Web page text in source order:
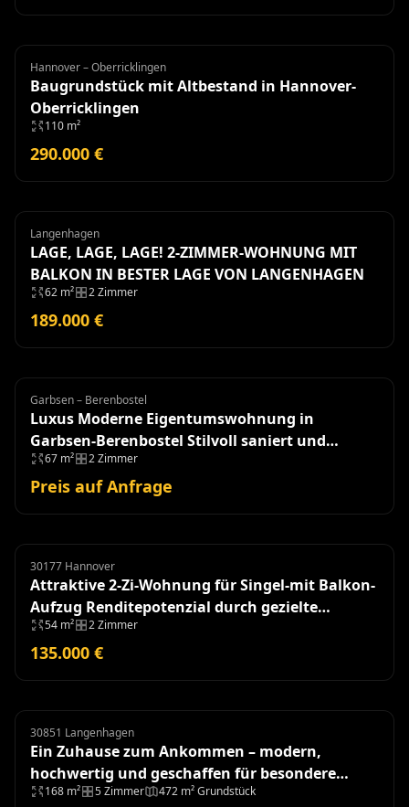
Grundstück
Hannover – Oberricklingen
Baugrundstück mit Altbestand in Hannover-
Oberricklingen
110 m²
290.000 €
Wohnung
Langenhagen
LAGE, LAGE, LAGE! 2-ZIMMER-WOHNUNG MIT
BALKON IN BESTER LAGE VON LANGENHAGEN
62 m² 2 Zimmer
189.000 €
Eigentumswohnung
Garbsen – Berenbostel
Luxus Moderne Eigentumswohnung in
Garbsen-Berenbostel Stilvoll saniert und
einzugsbereit!
67 m² 2 Zimmer
Preis auf Anfrage
Eigentumswohnung
30177 Hannover
Attraktive 2-Zi-Wohnung für Singel-mit Balkon-
Aufzug Renditepotenzial durch gezielte
Modernisierung
54 m² 2 Zimmer
135.000 €
Doppelhaushälfte
30851 Langenhagen
Ein Zuhause zum Ankommen – modern,
hochwertig und geschaffen für besondere
Momente - Baujahr 2018
168 m² 5 Zimmer 472 m² Grundstück